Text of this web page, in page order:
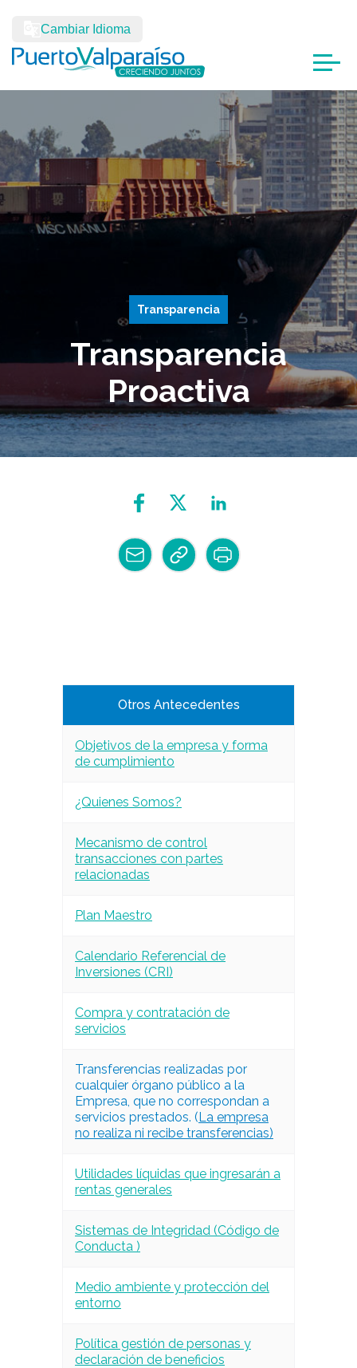
Cambiar Idioma
Transparencia
Transparencia
Proactiva
Otros Antecedentes
Objetivos de la empresa y forma
de cumplimiento
¿Quienes Somos?
Mecanismo de control
transacciones con partes
relacionadas
Plan Maestro
Calendario Referencial de
Inversiones (CRI)
Compra y contratación de
servicios
Transferencias realizadas por
cualquier órgano público a la
Empresa, que no correspondan a
servicios prestados. (La empresa
no realiza ni recibe transferencias)
Utilidades líquidas que ingresarán a
rentas generales
Sistemas de Integridad (Código de
Conducta )
Medio ambiente y protección del
entorno
Política gestión de personas y
declaración de beneficios